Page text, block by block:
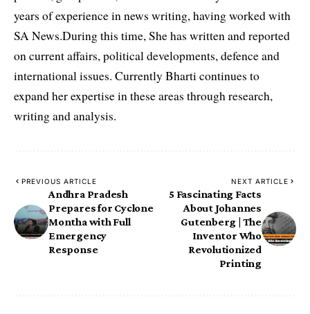
years of experience in news writing, having worked with
SA News.During this time, She has written and reported
on current affairs, political developments, defence and
international issues. Currently Bharti continues to
expand her expertise in these areas through research,
writing and analysis.
PREVIOUS ARTICLE
Andhra Pradesh
Prepares for Cyclone
Montha with Full
Emergency
Response
NEXT ARTICLE
5 Fascinating Facts
About Johannes
Gutenberg | The
Inventor Who
Revolutionized
Printing